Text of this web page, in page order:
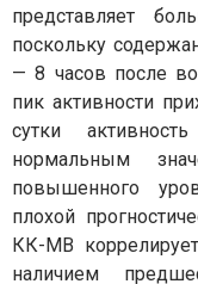
представляет
поскольку
— 8 часов после
пик активности
сутки
нормальным
повышенного
плохой
КК-МВ
наличием